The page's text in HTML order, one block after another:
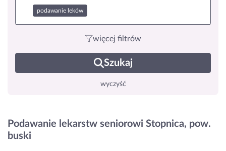
podawanie leków
więcej filtrów
Szukaj
wyczyść
Podawanie lekarstw seniorowi Stopnica, pow.
buski